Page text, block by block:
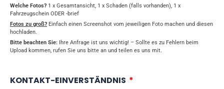
Welche Fotos? 1 x Gesamtansicht, 1 x Schaden (falls vorhanden), 1 x
Fahrzeugschein ODER -brief
Fotos zu groß? Einfach einen Screenshot vom jeweiligen Foto machen und diesen
hochladen.
Bitte beachten Sie: Ihre Anfrage ist uns wichtig! – Sollte es zu Fehlern beim
Upload kommen, rufen Sie uns bitte an und teilen es uns mit.
KONTAKT-EINVERSTÄNDNIS